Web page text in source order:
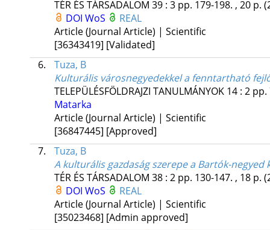
TÉR ÉS TÁRSADALOM 39: 3 pp. 179-198. , 20 p.
DOI WoS
REAL
Article (Journal Article) | Scientific
[36343419] [Validated]
6.
Tuza, B
Kulturális városnegyedekkel a fenntartható
TELEPÜLÉSFÖLDRAJZI TANULMÁNYOK 14: 2 pp.
Matarka
Article (Journal Article) | Scientific
[36847445] [Approved]
7.
Tuza, B
A kulturális gazdaság szerepe a Bartók-
TÉR ÉS TÁRSADALOM 38: 2 pp. 130-147. , 18 p.
DOI WoS
REAL
Article (Journal Article) | Scientific
[35023468] [Admin approved]